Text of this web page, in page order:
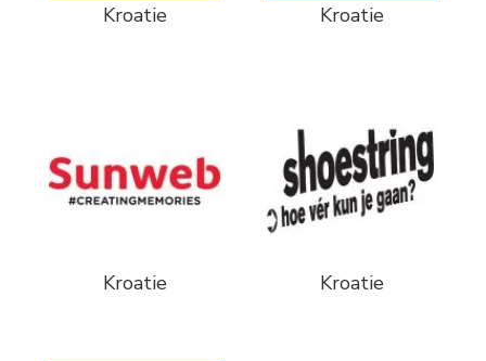
Kroatie Kroatie
Kroatie Kroatie